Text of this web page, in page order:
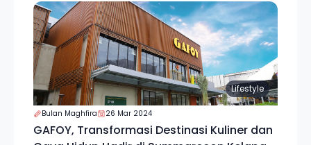
Lifestyle
Bulan Maghfira 26 Mar 2024
GAFOY, Transformasi Destinasi Kuliner dan